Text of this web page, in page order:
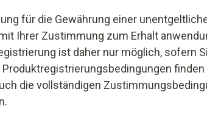
für die Gewährung einer
Ihrer Zustimmung zum Erhalt
ist daher nur möglich, sofern
die vollständigen